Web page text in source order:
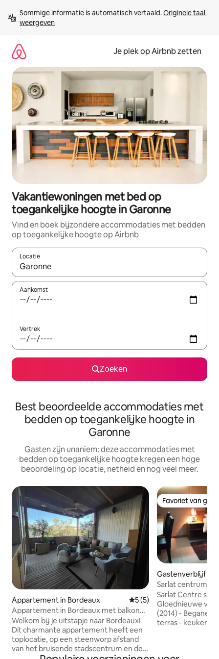
direct
naar
Sommige informatie is automatisch vertaald. Originele taal
weergeven
Je plek op Airbnb zetten
Vakantiewoningen met bed op
toegankelijke hoogte in Garonne
Vind en boek bijzondere accommodaties met bedden
op toegankelijke hoogte op Airbnb
Locatie
Wanneer er resultaten beschikbaar zijn, maak je een keuze
Aankomst
Vertrek
Zoeken
Best beoordeelde accommodaties met
bedden op toegankelijke hoogte in
Garonne
Gasten zijn unaniem: deze accommodaties met
bedden op toegankelijke hoogte kregen een hoge
beoordeling op locatie, netheid en nog veel meer.
Appartement in Bordeaux Gemiddelde beoordeling
5 (5)
Appartement in Bordeaux met balkon
op een steenworp afstand van wijn en
stad
Welkom bij je uitstapje naar Bordeaux!
Dit charmante appartement heeft een
toplocatie, op een steenworp afstand
van het bruisende stadscentrum en de
Favoriet van
Favoriet van
Gastenverblijf in
néda
Sarlat centrum 1
Sarlat Centre
Gloednieuwe
(2014) - Begane
terras - keuken-